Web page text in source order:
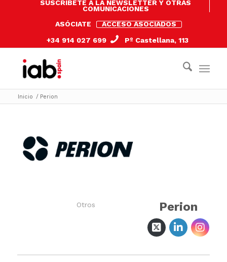
SUSCRÍBETE A LA NEWSLETTER Y OTRAS
COMUNICACIONES
ASÓCIATE
ACCESO ASOCIADOS
+34 914 027 699
Pº Castellana, 113
Inicio / Perion
Perion
Otros